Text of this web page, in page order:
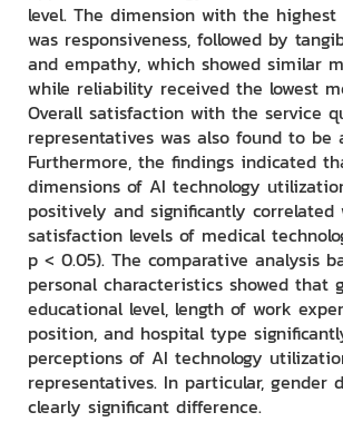
level. The dimension with the highest
was responsiveness, followed by
and empathy, which showed similar
while reliability received the lowest
Overall satisfaction with the service
representatives was also found to be
Furthermore, the findings indicated
dimensions of AI technology
positively and significantly correlated
satisfaction levels of medical
p < 0.05). The comparative analysis
personal characteristics showed that
educational level, length of work
position, and hospital type
perceptions of AI technology
representatives. In particular, gender
clearly significant difference.